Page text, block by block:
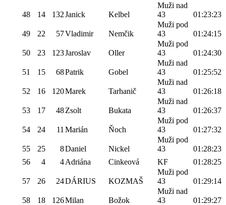
48 14 132Janick Kelbel
Muži nad
43
01:23:23
49 22 57Vladimir Nemčik
Muži pod
43
01:24:15
50 23 123Jaroslav Oller
Muži pod
43
01:24:30
51 15 68Patrik Gobel
Muži nad
43
01:25:52
52 16 120Marek Tarhanič
Muži nad
43
01:26:18
53 17 48Zsolt Bukata
Muži nad
43
01:26:37
54 24 11 Marián Ňoch
Muži pod
43
01:27:32
55 25 8Daniel Nickel
Muži pod
43
01:28:23
56
4 4Adriána Cinkeová KF 01:28:25
57 26 24DÁRIUS KOZMAŠ
Muži pod
43
01:29:14
58 18 126Milan Božok
Muži nad
43
01:29:27